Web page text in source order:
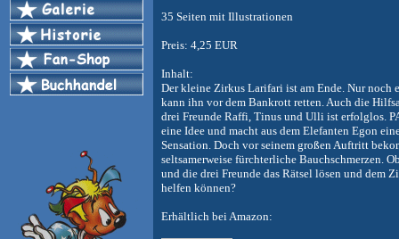
35 Seiten mit Illustrationen
Preis: 4,25 EUR
Inhalt:
Der kleine Zirkus Larifari ist am Ende. Nur noch
kann ihn vor dem Bankrott retten. Auch die
drei Freunde Raffi, Tinus und Ulli ist erfolglos.
eine Idee und macht aus dem Elefanten Egon
Sensation. Doch vor seinem großen Auftritt
seltsamerweise fürchterliche Bauchschmerzen.
und die drei Freunde das Rätsel lösen und dem
helfen können?
Erhältlich bei Amazon: